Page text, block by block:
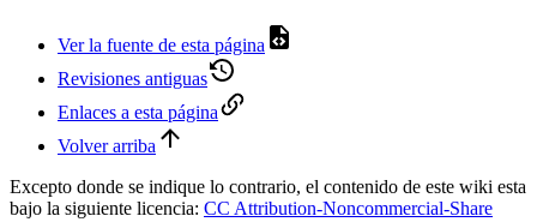
Ver la fuente de esta página
Revisiones antiguas
Enlaces a esta página
Volver arriba
Excepto donde se indique lo contrario, el contenido de este wiki esta
bajo la siguiente licencia: CC Attribution-Noncommercial-Share